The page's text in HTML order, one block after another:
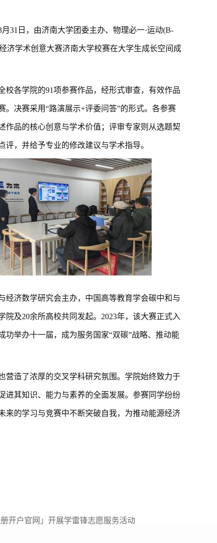
月31日，由济南大学团委主办、物理必一·运动(B-
济学术创意大赛济南大学校赛在大学生成长空间成
校各学院的91项参赛作品，经形式审查，有效作品
。决赛采用“路演展示+评委问答”的形式。各参赛
作品的核心创意与学术价值；评审专家则从选题契
，并给予专业的修改建议与学术指导。
经济数学研究会主办，中国高等教育学会碳中和与
院及20余所高校共同发起。2023年，该大赛正式入
功举办十一届，成为服务国家“双碳”战略、推动能
营造了浓厚的交叉学科研究氛围。学院始终致力于
进其知识、能力与素养的全面发展。参赛同学纷纷
来的学习与竞赛中不断突破自我，为推动能源经济
开户官网」开展学雷锋志愿服务活动